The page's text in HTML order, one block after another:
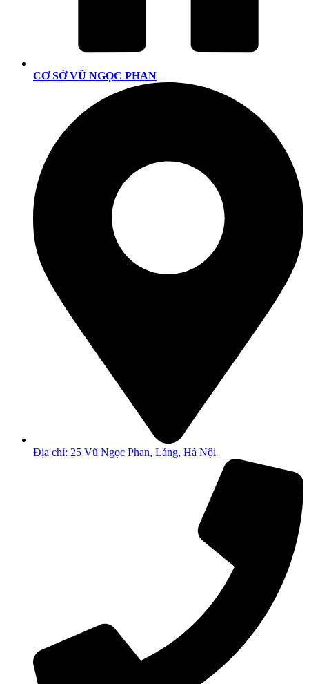
CƠ SỞ VŨ NGỌC PHAN
Địa chỉ: 25 Vũ Ngọc Phan, Láng, Hà Nội